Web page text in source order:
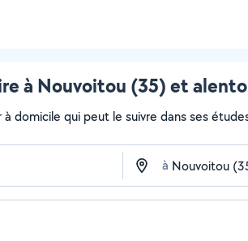
à Nouvoitou (35) et
qui peut le suivre dans ses
à